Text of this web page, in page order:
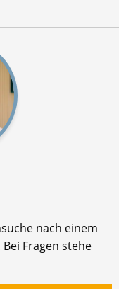
nach einem
Fragen stehe